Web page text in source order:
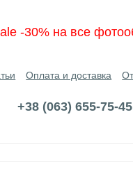
-30% на все
Оплата и доставка
+38 (063) 655-75-45